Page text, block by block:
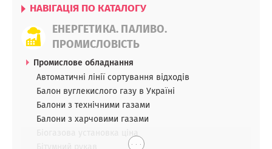
НАВІГАЦІЯ ПО КАТАЛОГУ
ЕНЕРГЕТИКА. ПАЛИВО.
ПРОМИСЛОВІСТЬ
Промислове обладнання
Автоматичні лінії сортування відходів
Балон вуглекислого газу в Україні
Балони з технічними газами
Балони з харчовими газами
Біогазова установка ціна
. . .